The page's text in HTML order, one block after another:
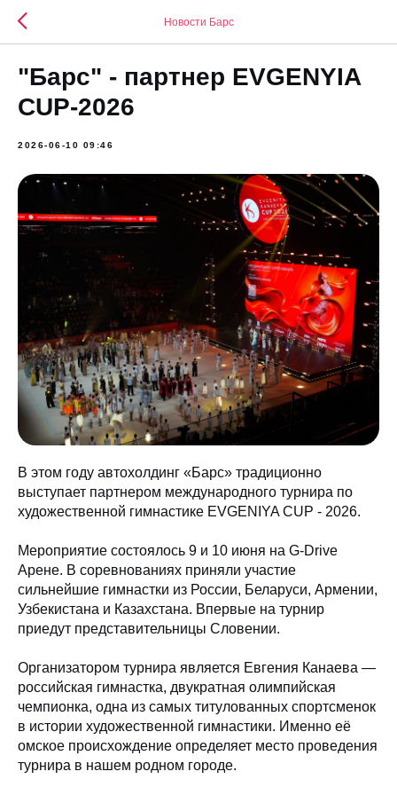
Новости Барс
"Барс" - партнер EVGENYIA
CUP-2026
2026-06-10 09:46
В этом году автохолдинг «Барс» традиционно
выступает партнером международного турнира по
художественной гимнастике EVGENIYA CUP - 2026.
Мероприятие состоялось 9 и 10 июня на G-Drive
Арене. В соревнованиях приняли участие
сильнейшие гимнастки из России, Беларуси, Армении,
Узбекистана и Казахстана. Впервые на турнир
приедут представительницы Словении.
Организатором турнира является Евгения Канаева —
российская гимнастка, двукратная олимпийская
чемпионка, одна из самых титулованных спортсменок
в истории художественной гимнастики. Именно её
омское происхождение определяет место проведения
турнира в нашем родном городе.